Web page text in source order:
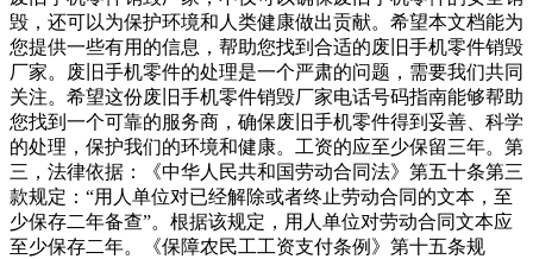
毁，还可以为保护环境和人类健康做出贡献。希望本文档能为
您提供一些有用的信息，帮助您找到合适的废旧手机零件销毁
厂家。废旧手机零件的处理是一个严肃的问题，需要我们共同
关注。希望这份废旧手机零件销毁厂家电话号码指南能够帮助
您找到一个可靠的服务商，确保废旧手机零件得到妥善、科学
的处理，保护我们的环境和健康。工资的应至少保留三年。第
三，法律依据：《中华人民共和国劳动合同法》第五十条第三
款规定：“用人单位对已经解除或者终止劳动合同的文本，至
少保存二年备查”。根据该规定，用人单位对劳动合同文本应
至少保存二年。《保障农民工工资支付条例》第十五条规